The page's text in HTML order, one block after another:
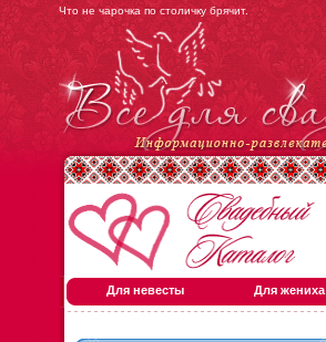
Что не чарочка по столичку брячит.
Для невесты Для жениха